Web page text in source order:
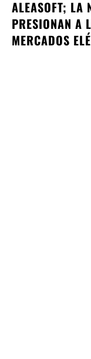
ALEASOFT; LA
PRESIONAN A
MERCADOS